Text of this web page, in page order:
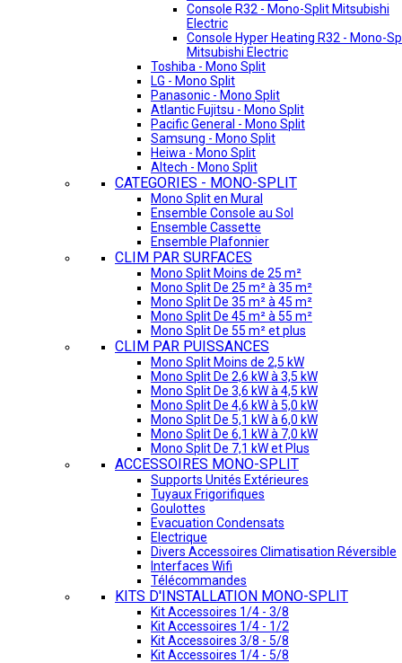
Console R32 - Mono-Split Mitsubishi
Electric
Console Hyper Heating R32 - Mono-
Mitsubishi Electric
Toshiba - Mono Split
LG - Mono Split
Panasonic - Mono Split
Atlantic Fujitsu - Mono Split
Pacific General - Mono Split
Samsung - Mono Split
Heiwa - Mono Split
Altech - Mono Split
CATEGORIES - MONO-SPLIT
Mono Split en Mural
Ensemble Console au Sol
Ensemble Cassette
Ensemble Plafonnier
CLIM PAR SURFACES
Mono Split Moins de 25 m²
Mono Split De 25 m² à 35 m²
Mono Split De 35 m² à 45 m²
Mono Split De 45 m² à 55 m²
Mono Split De 55 m² et plus
CLIM PAR PUISSANCES
Mono Split Moins de 2,5 kW
Mono Split De 2,6 kW à 3,5 kW
Mono Split De 3,6 kW à 4,5 kW
Mono Split De 4,6 kW à 5,0 kW
Mono Split De 5,1 kW à 6,0 kW
Mono Split De 6,1 kW à 7,0 kW
Mono Split De 7,1 kW et Plus
ACCESSOIRES MONO-SPLIT
Supports Unités Extérieures
Tuyaux Frigorifiques
Goulottes
Evacuation Condensats
Electrique
Divers Accessoires Climatisation Réversible
Interfaces Wifi
Télécommandes
KITS D'INSTALLATION MONO-SPLIT
Kit Accessoires 1/4 - 3/8
Kit Accessoires 1/4 - 1/2
Kit Accessoires 3/8 - 5/8
Kit Accessoires 1/4 - 5/8